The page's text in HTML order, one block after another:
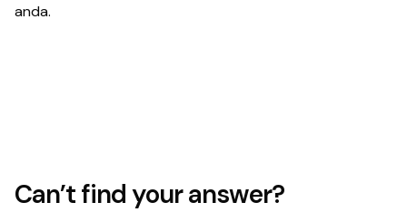
anda.
Can’t find your answer?